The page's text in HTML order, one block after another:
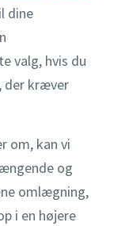
dine
valg, hvis du
der kræver
om, kan vi
og
omlægning,
i en højere